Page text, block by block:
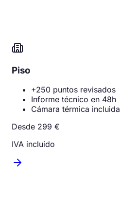
Piso
+250 puntos revisados
Informe técnico en 48h
Cámara térmica incluida
Desde 299 €
IVA incluido